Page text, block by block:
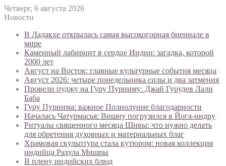
Четверг, 6 августа 2026
Новости
В Ладакхе открылась самая высокогорная биеннале в
мире
Каменный лабиринт в сердце Индии: загадка, которой
2000 лет
Август на Восток: главные культурные события месяца
Август 2026: четыре понедельника силы и два затмения
Провели пуджу на Гуру Пурниму: Джай Гурудев Лали
Баба
Гуру Пурнима: важное Полнолуние благодарности
Началась Чатурмасья: Вишну погрузился в Йога-нидру
Ритуалы священного месяца Шивы: что нужно делать
для обретения духовных и материальных благ
Храмовая скульптура стала кутюром: новая коллекция
индийца Рахула Мишры
В плену индийских блюд